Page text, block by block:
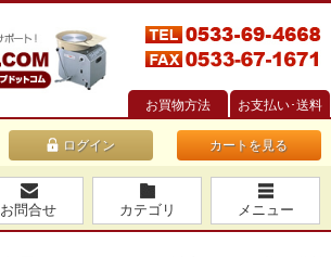
お買物方法 お支払い･送料
カートを見る
お問合せ カテゴリ メニュー